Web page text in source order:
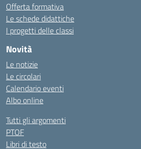
Offerta formativa
Le schede didattiche
I progetti delle classi
Novità
Le notizie
Le circolari
Calendario eventi
Albo online
Tutti gli argomenti
PTOF
Libri di testo